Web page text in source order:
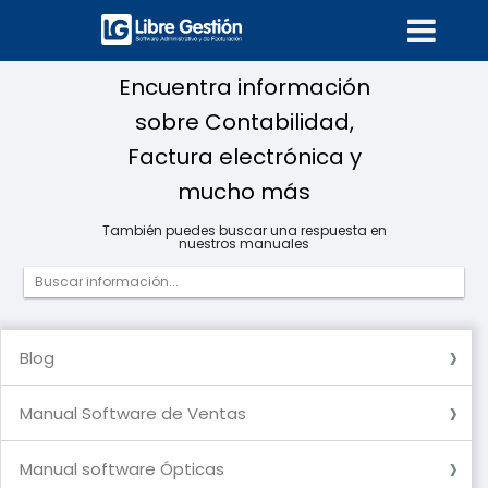
Encuentra información
sobre Contabilidad,
Factura electrónica y
mucho más
También puedes buscar una respuesta en
nuestros manuales
Blog
Manual Software de Ventas
Usuarios
Compras - Egresos
Ventas Ingresos
Ventas POS (Aplica para software Premium)
Factura Electrónica
Documentos (Aplica para software Premium
Inventario
Recurso Humano (Aplica para software Premium)
Datos de Referencia
Reportes
Caja y Bancos
Cartera
Contabilidad (Aplica para software premium)
Configuración de Usuarios
Generalidades
Nómina Electrónica (Aplica para software premium)
Documento Soporte
Manual software Ópticas